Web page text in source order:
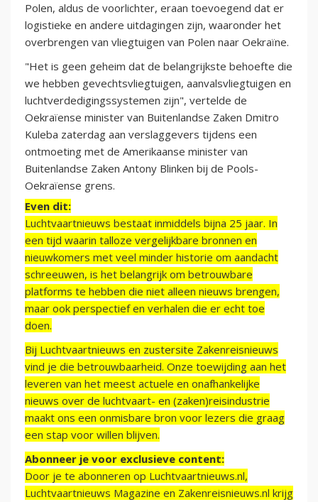
Polen, aldus de voorlichter, eraan toevoegend dat er
logistieke en andere uitdagingen zijn, waaronder het
overbrengen van vliegtuigen van Polen naar Oekraïne.
"Het is geen geheim dat de belangrijkste behoefte die
we hebben gevechtsvliegtuigen, aanvalsvliegtuigen en
luchtverdedigingssystemen zijn", vertelde de
Oekraïense minister van Buitenlandse Zaken Dmitro
Kuleba zaterdag aan verslaggevers tijdens een
ontmoeting met de Amerikaanse minister van
Buitenlandse Zaken Antony Blinken bij de Pools-
Oekraïense grens.
Even dit:
Luchtvaartnieuws bestaat inmiddels bijna 25 jaar. In
een tijd waarin talloze vergelijkbare bronnen en
nieuwkomers met veel minder historie om aandacht
schreeuwen, is het belangrijk om betrouwbare
platforms te hebben die niet alleen nieuws brengen,
maar ook perspectief en verhalen die er echt toe
doen.
Bij Luchtvaartnieuws en zustersite Zakenreisnieuws
vind je die betrouwbaarheid. Onze toewijding aan het
leveren van het meest actuele en onafhankelijke
nieuws over de luchtvaart- en (zaken)reisindustrie
maakt ons een onmisbare bron voor lezers die graag
een stap voor willen blijven.
Abonneer je voor exclusieve content:
Door je te abonneren op Luchtvaartnieuws.nl,
Luchtvaartnieuws Magazine en Zakenreisnieuws.nl krijg